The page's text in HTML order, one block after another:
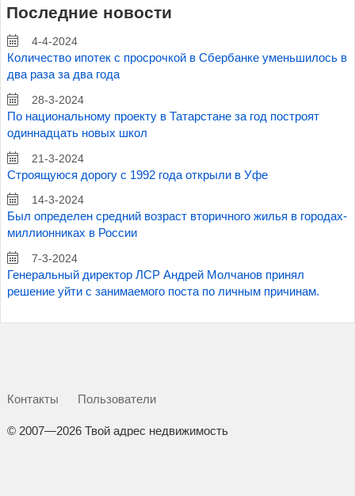
Последние новости
4-4-2024
Количество ипотек с просрочкой в Сбербанке уменьшилось в
два раза за два года
28-3-2024
По национальному проекту в Татарстане за год построят
одиннадцать новых школ
21-3-2024
Строящуюся дорогу с 1992 года открыли в Уфе
14-3-2024
Был определен средний возраст вторичного жилья в городах-
миллионниках в России
7-3-2024
Генеральный директор ЛСР Андрей Молчанов принял
решение уйти с занимаемого поста по личным причинам.
Контакты Пользователи
© 2007—2026 Твой адрес недвижимость